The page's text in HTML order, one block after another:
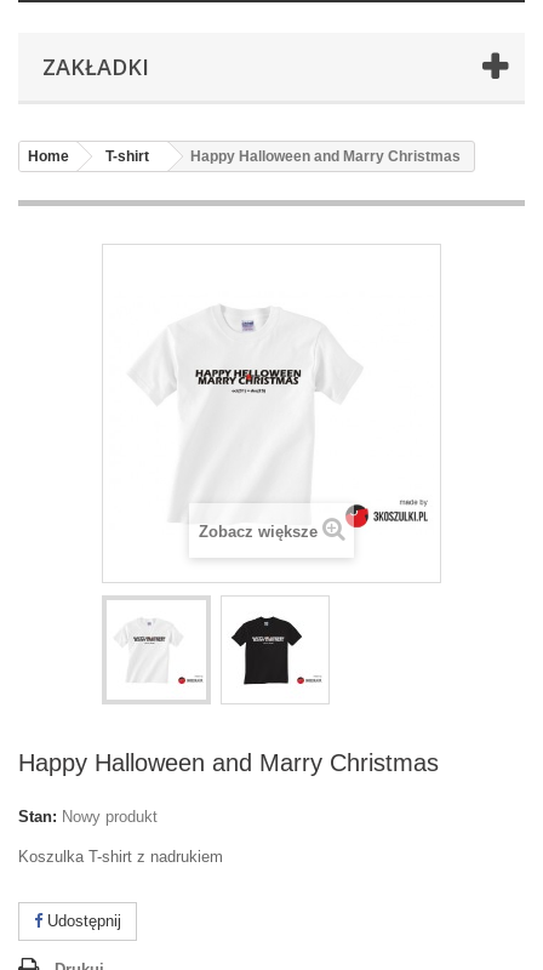
ZAKŁADKI
Home T-shirt Happy Halloween and Marry Christmas
Zobacz większe
Happy Halloween and Marry Christmas
Stan: Nowy produkt
Koszulka T-shirt z nadrukiem
Udostępnij